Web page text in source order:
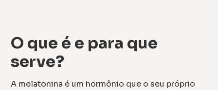
O que é e para que
serve?
A melatonina é um hormônio que o seu próprio